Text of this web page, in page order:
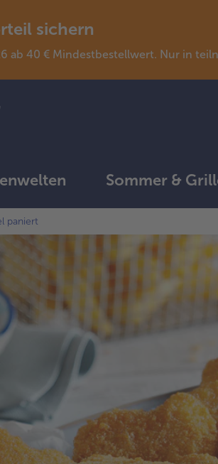
sichern
ab 40 € Mindestbestellwert. Nur in
Sommer &
paniert